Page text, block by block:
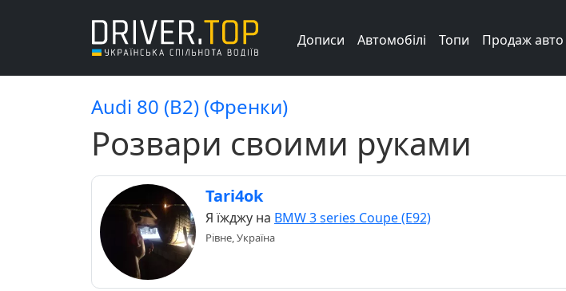
Дописи Автомобілі Топи Продаж авто
Audi 80 (B2) (Френки)
Розвари своими руками
Tari4ok
Я їжджу на BMW 3 series Coupe (E92)
Рівне, Україна